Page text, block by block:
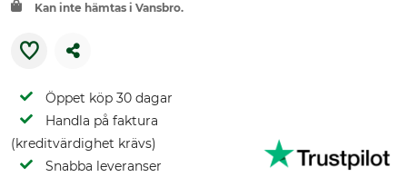
Kan inte hämtas i Vansbro.
Öppet köp 30 dagar
Handla på faktura
(kreditvärdighet krävs)
Snabba leveranser